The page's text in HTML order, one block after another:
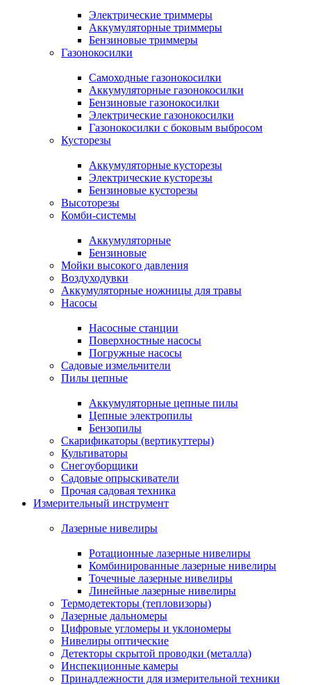
Электрические триммеры
Аккумуляторные триммеры
Бензиновые триммеры
Газонокосилки
Самоходные газонокосилки
Аккумуляторные газонокосилки
Бензиновые газонокосилки
Электрические газонокосилки
Газонокосилки с боковым выбросом
Кусторезы
Аккумуляторные кусторезы
Электрические кусторезы
Бензиновые кусторезы
Высоторезы
Комби-системы
Аккумуляторные
Бензиновые
Мойки высокого давления
Воздуходувки
Аккумуляторные ножницы для травы
Насосы
Насосные станции
Поверхностные насосы
Погружные насосы
Садовые измельчители
Пилы цепные
Аккумуляторные цепные пилы
Цепные электропилы
Бензопилы
Скарификаторы (вертикуттеры)
Культиваторы
Снегоуборщики
Садовые опрыскиватели
Прочая садовая техника
Измерительный инструмент
Лазерные нивелиры
Ротационные лазерные нивелиры
Комбинированные лазерные нивелиры
Точечные лазерные нивелиры
Линейные лазерные нивелиры
Термодетекторы (тепловизоры)
Лазерные дальномеры
Цифровые угломеры и уклономеры
Нивелиры оптические
Детекторы скрытой проводки (металла)
Инспекционные камеры
Принадлежности для измерительной техники